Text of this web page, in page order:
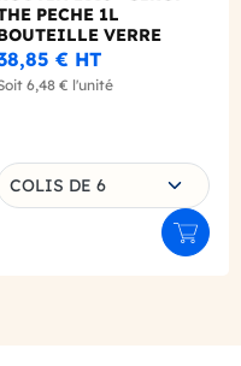
PECHE 1L
VERRE
€ HT
6,48 € l'unité
une déclinaison
COLIS DE 6